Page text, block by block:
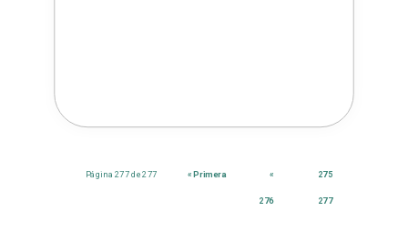
Página 277 de 277 « Primera « 275
276 277